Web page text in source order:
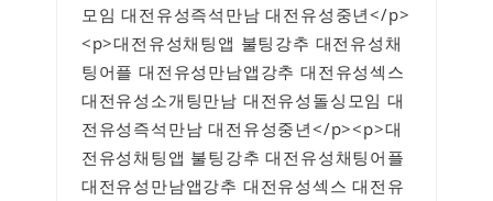
모임 대전유성즉석만남 대전유성중년</p>
<p>대전유성채팅앱 불팅강추 대전유성채
팅어플 대전유성만남앱강추 대전유성섹스
대전유성소개팅만남 대전유성돌싱모임 대
전유성즉석만남 대전유성중년</p><p>대
전유성채팅앱 불팅강추 대전유성채팅어플
대전유성만남앱강추 대전유성섹스 대전유